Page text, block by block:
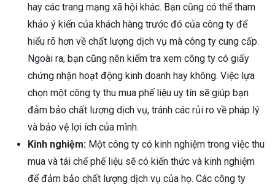
hay các trang mạng xã hội khác. Bạn cũng có thể tham
khảo ý kiến ​​của khách hàng trước đó của công ty để
hiểu rõ hơn về chất lượng dịch vụ mà công ty cung cấp.
Ngoài ra, bạn cũng nên kiểm tra xem công ty có giấy
chứng nhận hoạt động kinh doanh hay không. Việc lựa
chọn một công ty thu mua phế liệu uy tín sẽ giúp bạn
đảm bảo chất lượng dịch vụ, tránh các rủi ro về pháp lý
và bảo vệ lợi ích của mình.
Kinh nghiệm: Một công ty có kinh nghiệm trong việc thu
mua và tái chế phế liệu sẽ có kiến thức và kinh nghiệm
để đảm bảo chất lượng dịch vụ của họ. Các công ty